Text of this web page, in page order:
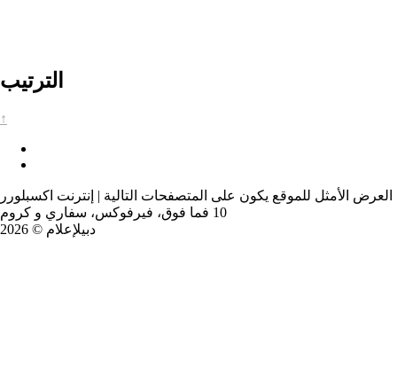
الترتيب
↑
العرض الأمثل للموقع يكون على المتصفحات التالية | إنترنت اكسبلورر
10 فما فوق، فيرفوكس، سفاري و كروم
دبيلإعلام © 2026